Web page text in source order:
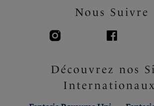
Nous Suivre
Découvrez nos